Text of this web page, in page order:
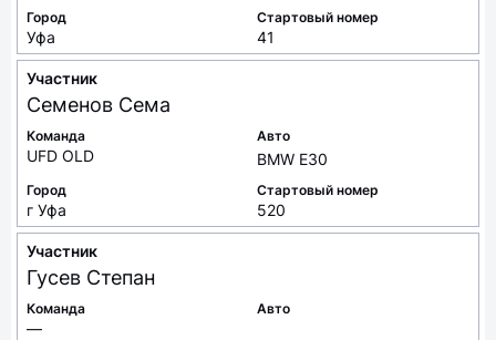
Город
Уфа
Стартовый номер
41
Участник
Семенов Сема
Команда
UFD OLD
Авто
BMW E30
Город
г Уфа
Стартовый номер
520
Участник
Гусев Степан
Команда
—
Авто